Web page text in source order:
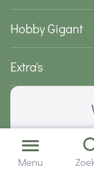
Hobby Gigant
Extra's
Menu